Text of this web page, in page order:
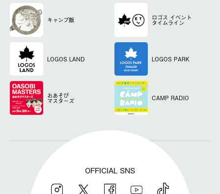
キャンプ飯 ロゴス イベント
タイムライン
LOGOS LAND LOGOS PARK
おあそび
マスターズ CAMP RADIO
OFFICIAL SNS